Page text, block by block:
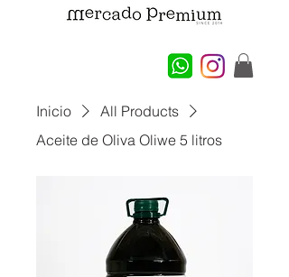
Inicio
All Products
Aceite de Oliva Oliwe 5 litros